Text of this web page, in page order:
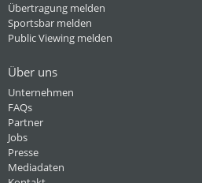
Übertragung melden
Sportsbar melden
Public Viewing melden
Über uns
Unternehmen
FAQs
Partner
Jobs
Presse
Mediadaten